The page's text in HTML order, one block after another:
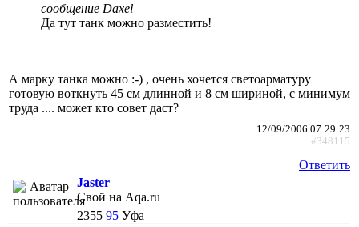
сообщение Daxel
Да тут танк можно разместить!
А марку танка можно :-) , очень хочется светоарматуру
готовую воткнуть 45 см длинной и 8 см шириной, с минимум
труда .... может кто совет даст?
12/09/2006 07:29:23
#348115
Ответить
Jaster
Свой на Aqa.ru
2355 95 Уфа